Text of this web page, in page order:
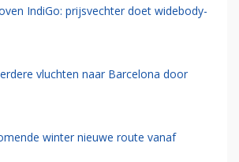
IndiGo: prijsvechter doet widebody-
vluchten naar Barcelona door
winter nieuwe route vanaf